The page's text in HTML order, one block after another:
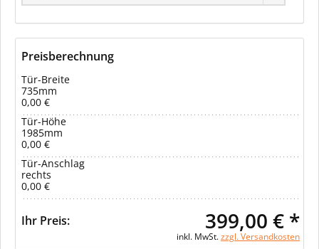
Preisberechnung
Tür-Breite
735mm
0,00 €
Tür-Höhe
1985mm
0,00 €
Tür-Anschlag
rechts
0,00 €
Ihr Preis: 399,00 € *
inkl. MwSt.zzgl. Versandkosten